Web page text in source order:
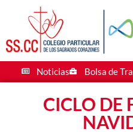
Noticias Bolsa de
CICLO DE